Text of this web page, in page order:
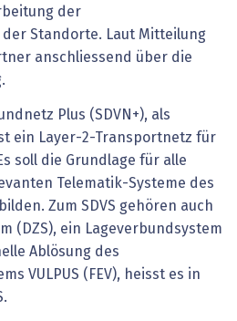
der
Standorte. Laut Mitteilung
anschliessend über die
Plus (SDVN+), als
ein Layer-2-Transportnetz für
soll die Grundlage für alle
Telematik-Systeme des
Zum SDVS gehören auch
(DZS), ein Lageverbundsystem
Ablösung des
VULPUS (FEV), heisst es in